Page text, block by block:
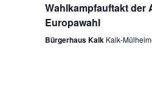
Wahlkampfauftakt der
Europawahl
Bürgerhaus Kalk Kalk-